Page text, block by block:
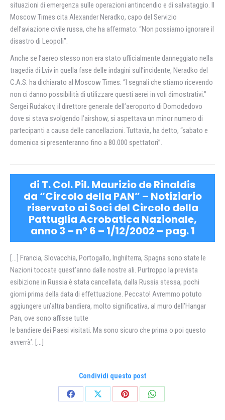
situazioni di emergenza sulle operazioni antincendio e di salvataggio. Il
Moscow Times cita Alexander Neradko, capo del Servizio
dell’aviazione civile russa, che ha affermato: “Non possiamo ignorare il
disastro di Leopoli”.
Anche se l’aereo stesso non era stato ufficialmente danneggiato nella
tragedia di Lviv in quella fase delle indagini sull’incidente, Neradko del
C.A.S. ha dichiarato al Moscow Times: “I segnali che stiamo ricevendo
non ci danno possibilità di utilizzare questi aerei in voli dimostrativi.”
Sergei Rudakov, il direttore generale dell’aeroporto di Domodedovo
dove si stava svolgendo l’airshow, si aspettava un minor numero di
partecipanti a causa delle cancellazioni. Tuttavia, ha detto, “sabato e
domenica si presenteranno fino a 80.000 spettatori”.
di T. Col. Pil. Maurizio de Rinaldis
da “Circolo della PAN” – Notiziario
riservato ai Soci del Circolo della
Pattuglia Acrobatica Nazionale,
anno 3 – n° 6 – 1/12/2002 – pag. 1
[…] Francia, Slovacchia, Portogallo, Inghilterra, Spagna sono state le
Nazioni toccate quest’anno dalle nostre ali. Purtroppo la prevista
esibizione in Russia è stata cancellata, dalla Russia stessa, pochi
giorni prima della data di effettuazione. Peccato! Avremmo potuto
aggiungere un’altra bandiera, molto significativa, al muro dell’Hangar
Pan, ove sono affisse tutte
le bandiere dei Paesi visitati. Ma sono sicuro che prima o poi questo
avverrà’. […]
Condividi questo post
CondividiCondividiCondividiCondividi